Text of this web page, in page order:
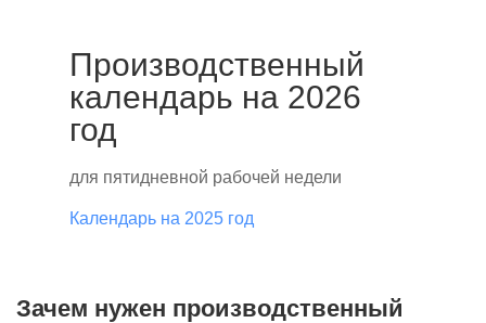
Производственный
календарь на 2026
год
для пятидневной рабочей недели
Календарь на 2025 год
Зачем нужен производственный